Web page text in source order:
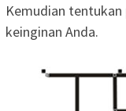
Kemudian tentukan
keinginan Anda.